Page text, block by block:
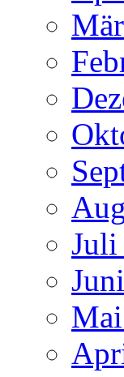
Juli